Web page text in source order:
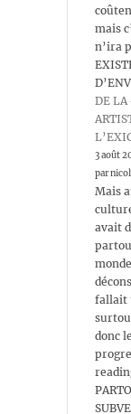
mais
n’ira
DE LA
3 août
par
Mais
avait
fallait
donc